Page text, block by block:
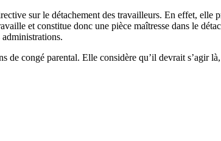
sur le détachement des travailleurs. En effet, elle
et constitue donc une pièce maîtresse dans le
de congé parental. Elle considère qu’il devrait s’agir